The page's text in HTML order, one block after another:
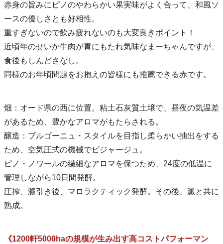
赤身の旨みにピノのやわらかい果実味がよく合って、和風ソ
ースの優しさとも好相性。
重すぎないので飲み疲れないのも大変良きポイント！
近頃年のせいか牛肉が胃にもたれ気味なまーちゃんですが、
食後もしんどさなし。
同様のお年頃問題をお抱えの皆様にも推薦できる赤です。
畑：オード県の西に位置。粘土石灰質土壌で、昼夜の気温差
があるため、豊かなアロマがもたらされる。
醸造：ブルゴーニュ・スタイルを目指し柔らかい抽出をする
ため、空気圧式の機械でピジャージュ。
ピノ・ノワールの繊細なアロマを保つため、24度の低温に
管理しながら10日間発酵。
圧搾、澱引き後、マロラクティック発酵。その後、澱と共に
熟成。
《1200軒5000haの規模が生み出す高コストパフォーマン